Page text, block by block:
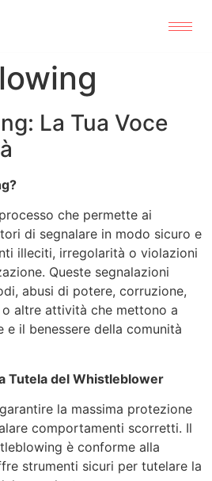
La Tua Voce
che permette ai
di segnalare in modo sicuro e
illeciti, irregolarità o violazioni
Queste segnalazioni
abusi di potere, corruzione,
altre attività che mettono a
e il benessere della comunità
Tutela del Whistleblower
la massima protezione
comportamenti scorretti. Il
è conforme alla
strumenti sicuri per tutelare la